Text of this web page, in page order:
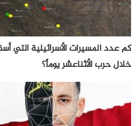
كم عدد المسيرات الأسرائيلية التي
خلال حرب الأثناعشر يوماً؟